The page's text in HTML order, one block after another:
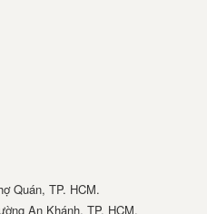
Quán, TP. HCM.
An Khánh, TP. HCM.